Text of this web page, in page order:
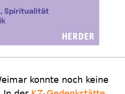
konnte noch keine